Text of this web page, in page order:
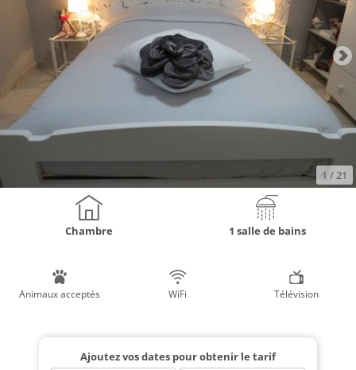
1 / 21
Chambre 1 salle de bains
Animaux acceptés WiFi Télévision
Ajoutez vos dates pour obtenir le tarif